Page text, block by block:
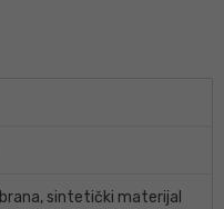
sintetički materijal